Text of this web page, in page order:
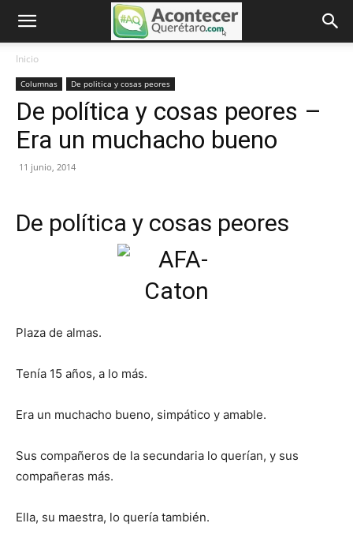
Inicio
Columnas De politica y cosas peores
De política y cosas peores –
Era un muchacho bueno
11 junio, 2014
De política y cosas peores
Plaza de almas.
Tenía 15 años, a lo más.
Era un muchacho bueno, simpático y amable.
Sus compañeros de la secundaria lo querían, y sus
compañeras más.
Ella, su maestra, lo quería también.